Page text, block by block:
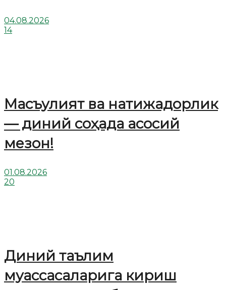
04.08.2026
14
Масъулият ва натижадорлик
— диний соҳада асосий
мезон!
01.08.2026
20
Диний таълим
муассасаларига кириш